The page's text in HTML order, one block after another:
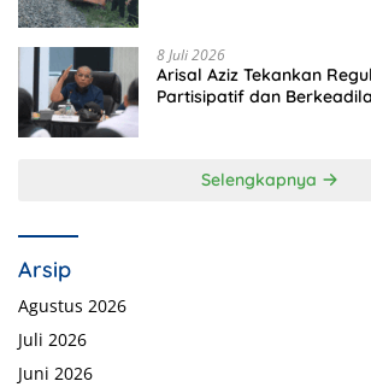
8 Juli 2026
Arisal Aziz Tekankan
Partisipatif dan
Selengkapnya
Arsip
Agustus 2026
Juli 2026
Juni 2026